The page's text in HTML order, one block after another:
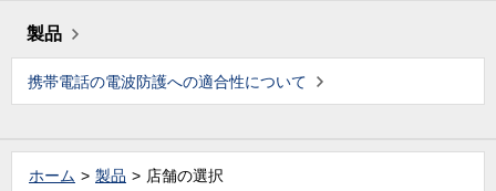
製品
携帯電話の電波防護への適合性について
ホーム 製品 店舗の選択